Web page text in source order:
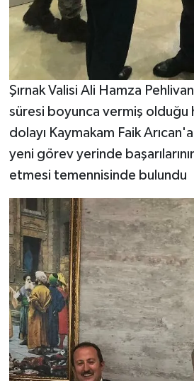
Şırnak Valisi Ali Hamza
süresi boyunca vermiş olduğu
dolayı Kaymakam Faik
yeni görev yerinde
etmesi temennisinde bulundu